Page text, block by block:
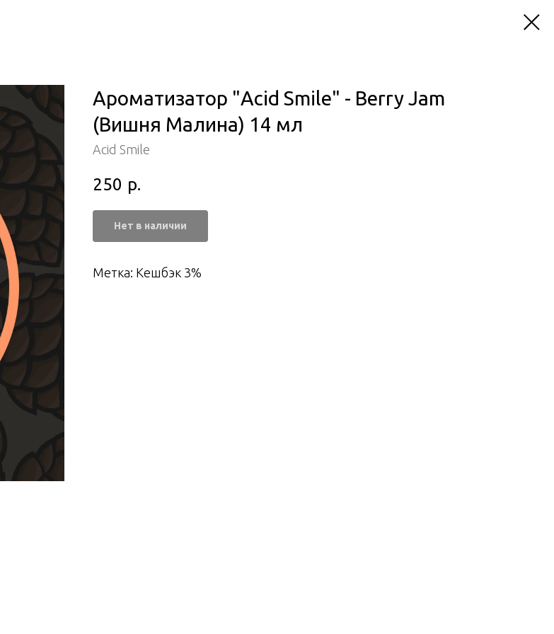
Ароматизатор "Acid Smile" - Berry Jam
(Вишня Малина) 14 мл
Acid Smile
250 р.
Нет в наличии
Метка: Кешбэк 3%